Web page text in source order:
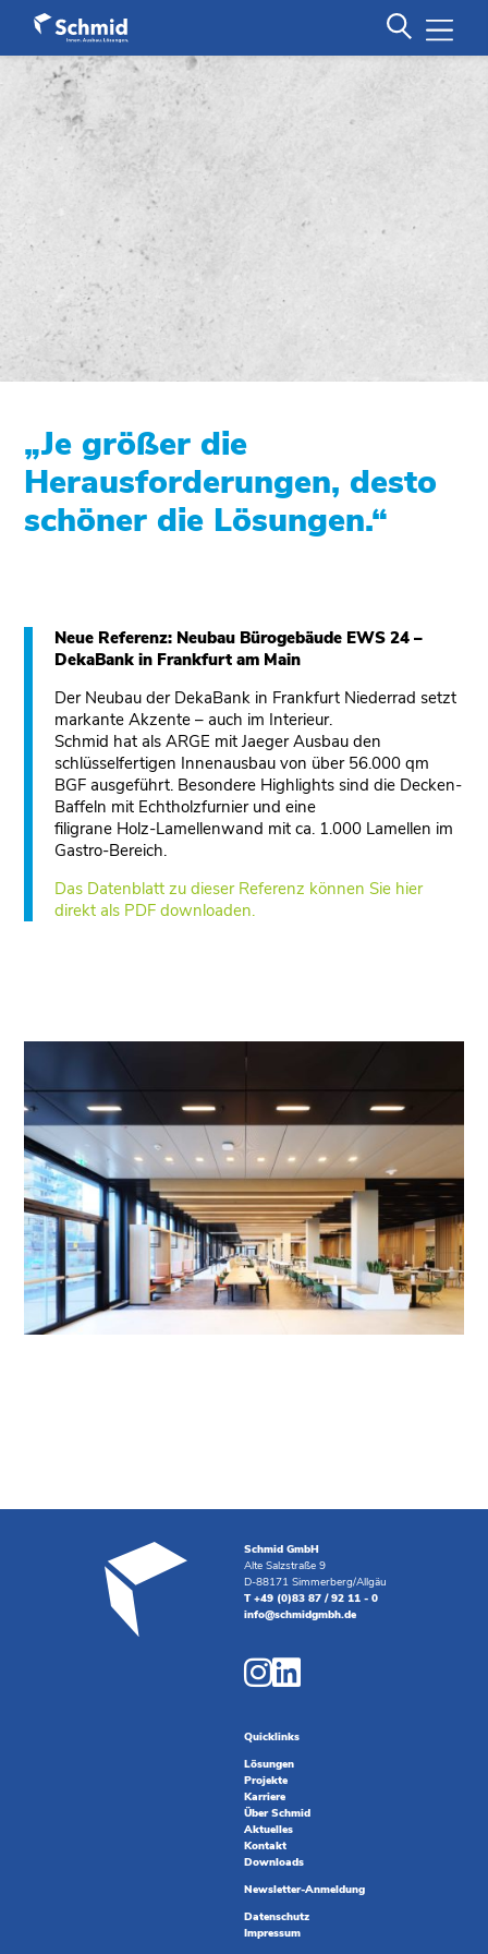
„Je größer die
Herausforderungen, desto
schöner die Lösungen.“
Neue Referenz: Neubau Bürogebäude EWS 24 –
DekaBank in Frankfurt am Main
Der Neubau der DekaBank in Frankfurt Niederrad setzt
markante Akzente – auch im Interieur.
Schmid hat als ARGE mit Jaeger Ausbau den
schlüsselfertigen Innenausbau von über 56.000 qm
BGF ausgeführt. Besondere Highlights sind die Decken-
Baffeln mit Echtholzfurnier und eine
filigrane Holz-Lamellenwand mit ca. 1.000 Lamellen im
Gastro-Bereich.
Das Datenblatt zu dieser Referenz können Sie hier
direkt als PDF downloaden.
Schmid GmbH
Alte Salzstraße 9
D-88171 Simmerberg/Allgäu
T +49 (0)83 87 / 92 11 - 0
info@schmidgmbh.de
Quicklinks
Lösungen
Projekte
Karriere
Über Schmid
Aktuelles
Kontakt
Downloads
Newsletter-Anmeldung
Datenschutz
Impressum